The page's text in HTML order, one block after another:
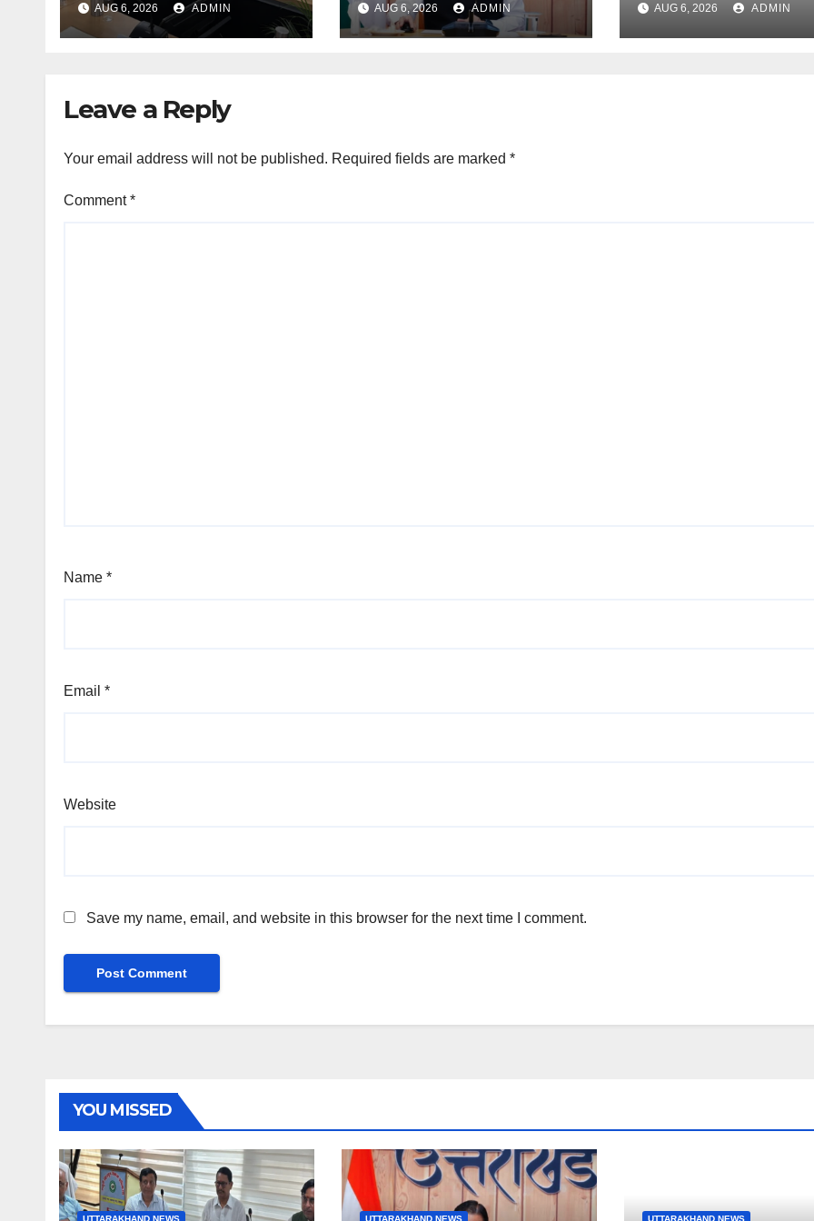
परियोजनाओं को मिलेगी रफ्तार
AUG 6, 2026 ADMIN
अगस्त को सीएम धामी करेंगे
सम्मानित
AUG 6, 2026 ADMIN
UJVNL लगाएगा 352
करोड़ का प्रोजेक्ट
AUG 6, 2026 ADMIN
Leave a Reply
Your email address will not be published. Required fields are marked *
Comment*
Name *
Email *
Website
Save my name, email, and website in this browser for the next time I comment.
YOU MISSED